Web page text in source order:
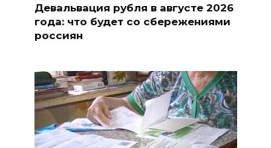
Девальвация рубля в августе 2026
года: что будет со сбережениями
россиян